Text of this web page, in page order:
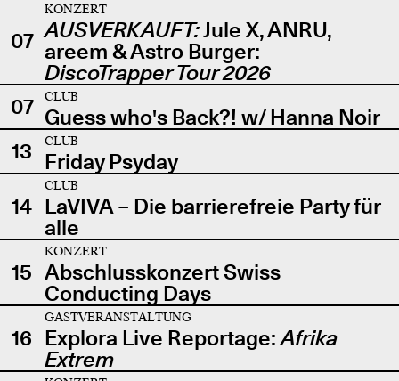
07
KONZERT
AUSVERKAUFT:Jule X, ANRU,
areem & Astro Burger:
DiscoTrapper Tour 2026
07
CLUB
Guess who's Back?! w/ Hanna Noir
13
CLUB
Friday Psyday
14
CLUB
LaVIVA – Die barrierefreie Party für
alle
15
KONZERT
Abschlusskonzert Swiss
Conducting Days
16
GASTVERANSTALTUNG
Explora Live Reportage:Afrika
Extrem